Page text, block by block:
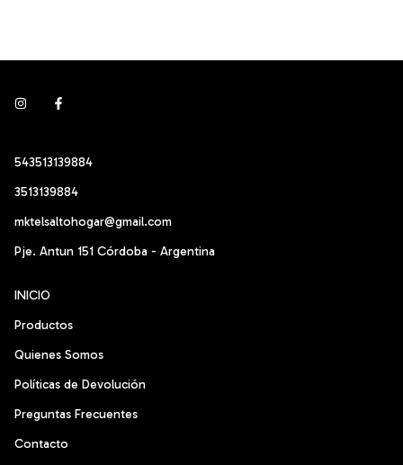
543513139884
3513139884
mktelsaltohogar@gmail.com
Pje. Antun 151 Córdoba - Argentina
INICIO
Productos
Quienes Somos
Políticas de Devolución
Preguntas Frecuentes
Contacto